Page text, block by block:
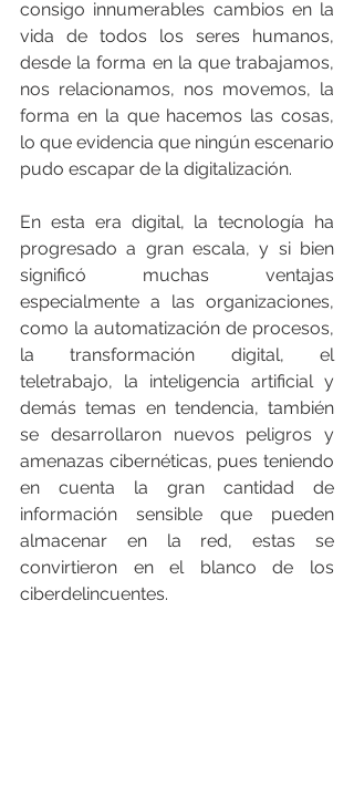
consigo innumerables cambios en la
vida de todos los seres humanos,
desde la forma en la que trabajamos,
nos relacionamos, nos movemos, la
forma en la que hacemos las cosas,
lo que evidencia que ningún escenario
pudo escapar de la digitalización.
En esta era digital, la tecnología ha
progresado a gran escala, y si bien
significó muchas ventajas
especialmente a las organizaciones,
como la automatización de procesos,
la transformación digital, el
teletrabajo, la inteligencia artificial y
demás temas en tendencia, también
se desarrollaron nuevos peligros y
amenazas cibernéticas, pues teniendo
en cuenta la gran cantidad de
información sensible que pueden
almacenar en la red, estas se
convirtieron en el blanco de los
ciberdelincuentes.